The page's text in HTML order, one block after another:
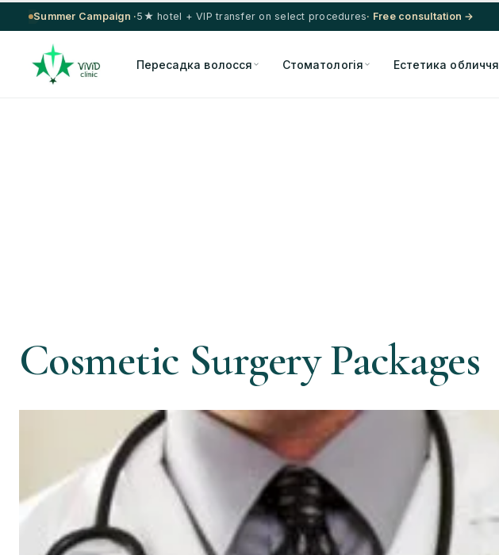
Summer Campaign ·5★ hotel + VIP transfer on select procedures· Free consultation →
Пересадка волосся Стоматологія Естетика обличчя
Cosmetic Surgery Packages